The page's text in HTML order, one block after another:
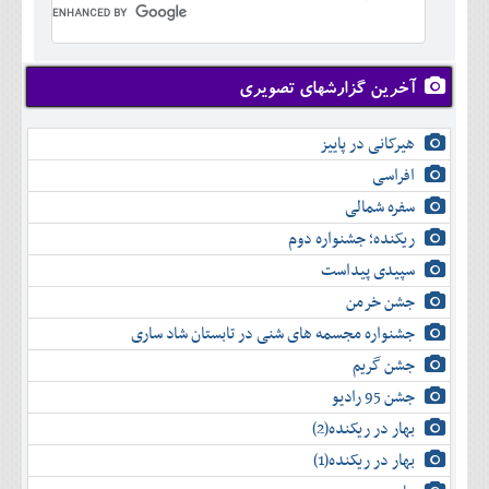
دی
بهمن
اسفند
آبان
آذر
دی
بهمن
اسفند
شهريور
مهر
آبان
آذر
دی
بهمن
اسفند
تير
مرداد
شهريور
مهر
آبان
آذر
دی
بهمن
اسفند
آخرین گزارشهای تصویری
هیرکانی در پاییز
افراسی
سفره شمالی
ریکنده؛ جشنواره دوم
سپیدی پیداست
جشن خرمن
جشنواره مجسمه های شنی در تابستان شاد ساری
جشن گریم
جشن 95 رادیو
بهار در ریکنده(2)
بهار در ریکنده(1)